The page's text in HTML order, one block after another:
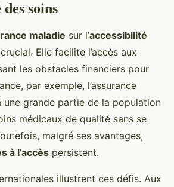
soins
maladie sur l’accessibilité
crucial. Elle facilite l’accès aux
les obstacles financiers pour
par exemple, l’assurance
une grande partie de la population
médicaux de qualité sans se
malgré ses avantages,
à l’accès persistent.
illustrent ces défis. Aux